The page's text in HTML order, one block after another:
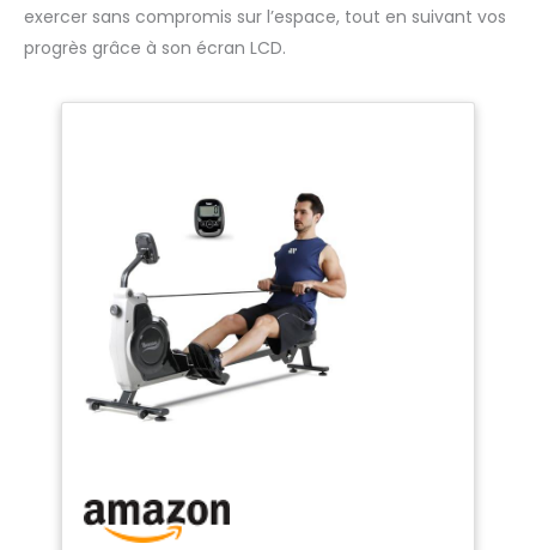
exercer sans compromis sur l’espace, tout en suivant vos
progrès grâce à son écran LCD.